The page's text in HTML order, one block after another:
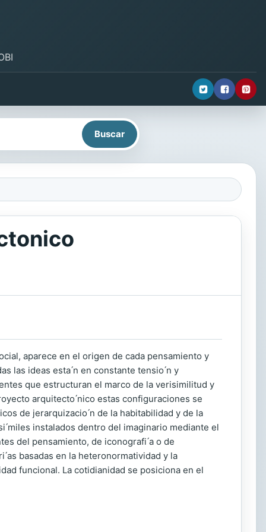
aparece en el origen de cada pensamiento y
las ideas esta ́n en constante tensio ́n y
que estructuran el marco de la verisimilitud y
arquitecto ́nico estas configuraciones se
de jerarquizacio ́n de la habitabilidad y de la
́miles instalados dentro del imaginario mediante el
del pensamiento, de iconografi ́a o de
basadas en la heteronormatividad y la
funcional. La cotidianidad se posiciona en el